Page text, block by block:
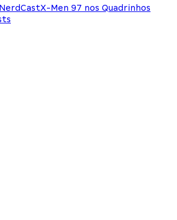
NerdCastX-Men 97 nos Quadrinhos